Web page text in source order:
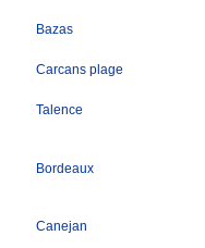
Bazas
Carcans plage
Talence
Bordeaux
Canejan